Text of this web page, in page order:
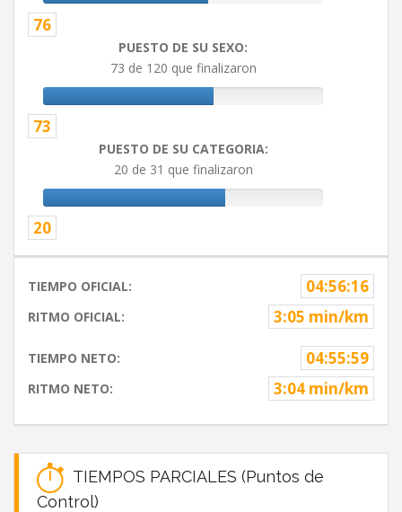
76
PUESTO DE SU SEXO:
73 de 120 que finalizaron
73
PUESTO DE SU CATEGORIA:
20 de 31 que finalizaron
20
TIEMPO OFICIAL: 04:56:16
RITMO OFICIAL: 3:05 min/km
TIEMPO NETO: 04:55:59
RITMO NETO: 3:04 min/km
TIEMPOS PARCIALES (Puntos de
Control)